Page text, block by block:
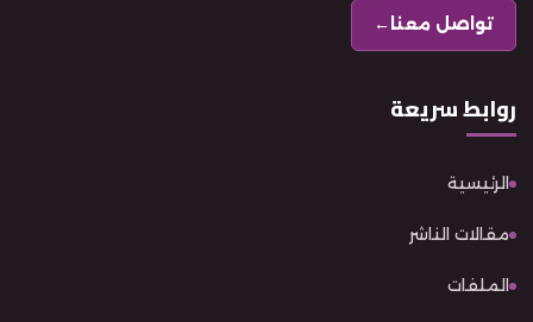
تواصل معنا ←
روابط سريعة
الرئيسية
مقالات الناشر
الملفات